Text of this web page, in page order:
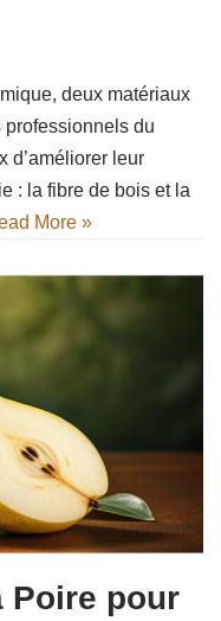
deux matériaux
du
d’améliorer leur
: la fibre de bois et la
More »
Poire pour